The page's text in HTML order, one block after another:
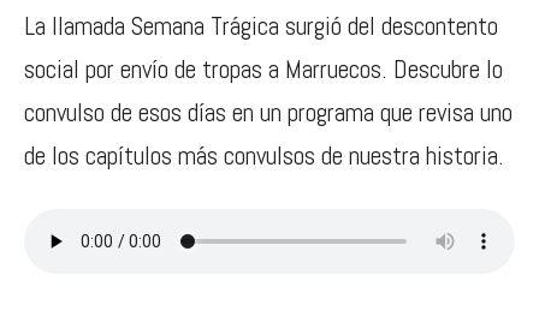
La llamada Semana Trágica surgió del descontento
social por envío de tropas a Marruecos. Descubre lo
convulso de esos días en un programa que revisa uno
de los capítulos más convulsos de nuestra historia.